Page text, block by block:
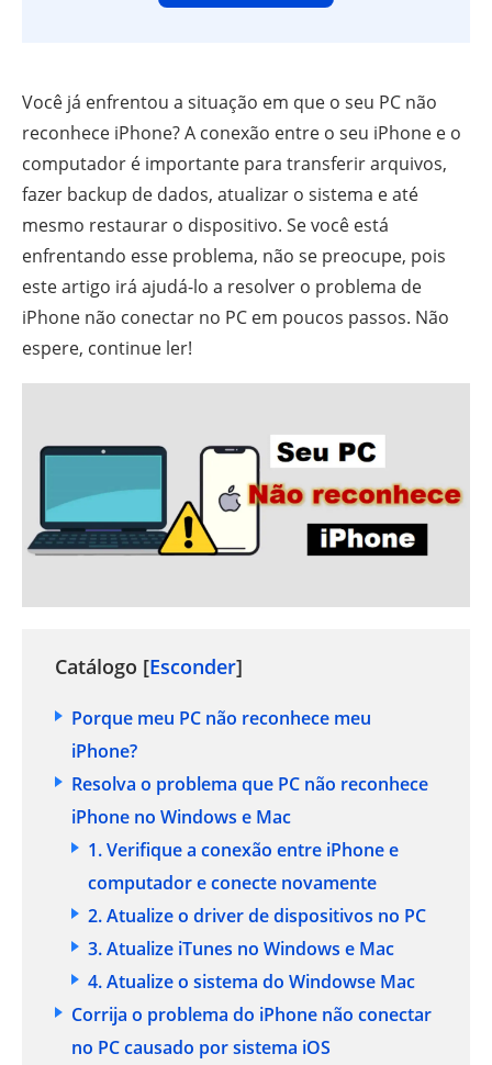
Você já enfrentou a situação em que o seu PC não
reconhece iPhone? A conexão entre o seu iPhone e o
computador é importante para transferir arquivos,
fazer backup de dados, atualizar o sistema e até
mesmo restaurar o dispositivo. Se você está
enfrentando esse problema, não se preocupe, pois
este artigo irá ajudá-lo a resolver o problema de
iPhone não conectar no PC em poucos passos. Não
espere, continue ler!
Catálogo [Esconder]
Porque meu PC não reconhece meu
iPhone?
Resolva o problema que PC não reconhece
iPhone no Windows e Mac
1. Verifique a conexão entre iPhone e
computador e conecte novamente
2. Atualize o driver de dispositivos no PC
3. Atualize iTunes no Windows e Mac
4. Atualize o sistema do Windowse Mac
Corrija o problema do iPhone não conectar
no PC causado por sistema iOS